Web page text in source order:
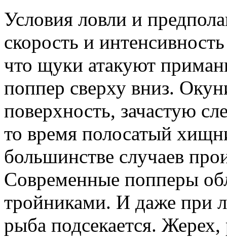
Условия ловли и
скорость и
что щуки атакуют
поппер сверху вниз.
поверхность, зачастую
то время полосатый
большинстве случаев
Современные попперы
тройниками. И даже при
рыба подсекается.